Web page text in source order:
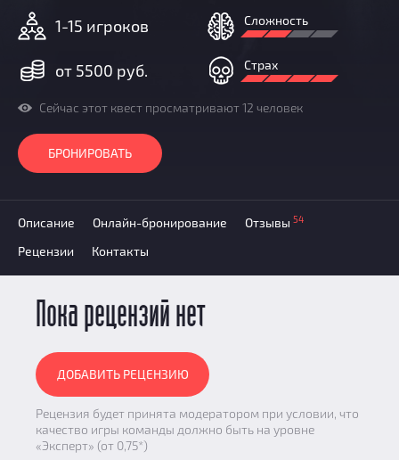
Новости
Партнерам
1-15 игроков
от 5500 руб.
Сложность
Страх
Сейчас этот квест просматривают 12 человек
БРОНИРОВАТЬ
Описание Онлайн-бронирование Отзывы 54
Рецензии Контакты
Пока рецензий нет
ДОБАВИТЬ РЕЦЕНЗИЮ
Рецензия будет принята модератором при условии, что
качество игры команды должно быть на уровне
«Эксперт» (от 0,75*)